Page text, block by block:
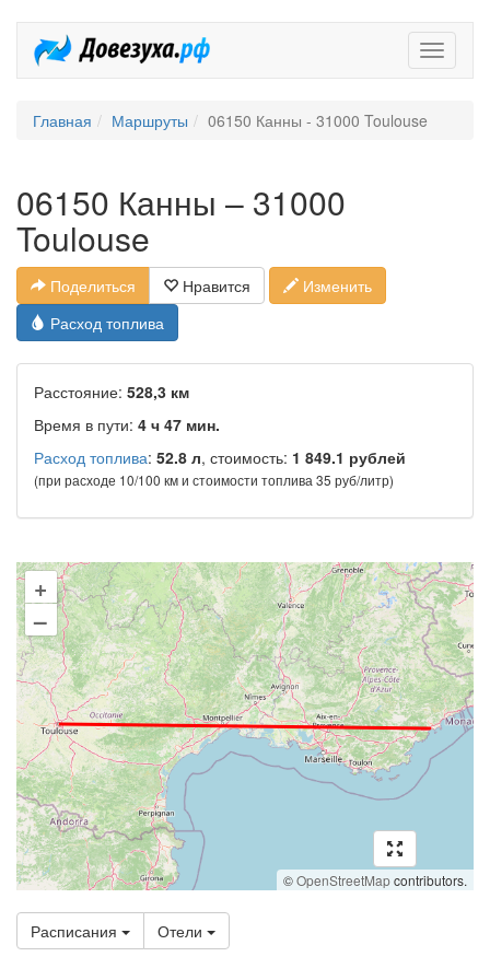
Главная Маршруты 06150 Канны - 31000 Toulouse
06150 Канны – 31000
Toulouse
Поделиться Нравится
Изменить
Расход топлива
Расстояние: 528,3 км
Время в пути: 4 ч 47 мин.
Расход топлива: 52.8 л, стоимость: 1 849.1 рублей
(при расходе 10/100 км и стоимости топлива 35 руб/литр)
+
–
©OpenStreetMapcontributors.
Расписания Отели